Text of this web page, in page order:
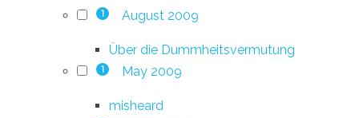
1 August 2009
Über die Dummheitsvermutung
1 May 2009
misheard